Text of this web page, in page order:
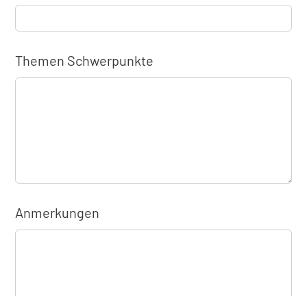
Themen Schwerpunkte
Anmerkungen